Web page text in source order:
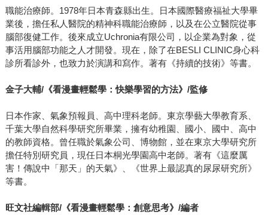
職能治療師。1978年日本青森縣出生。日本國際醫療福祉大學畢
業後，擔任私人醫院的精神科職能治療師，以及在公立醫院從事
腦部復健工作。後來成立Uchronia有限公司，以企業為對象，從
事活用腦部功能之人才開發。現在，除了在BESLI CLINIC身心科
診所看診外，也致力於演講和寫作。著有《持續的技術》等書。
金子大輔/《看漫畫輕鬆學：快樂學習的方法》/監修
日本作家、氣象預報員、高中理科老師。東京學藝大學教育系、
千葉大學自然科學研究所畢業，擁有幼稚園、國小、國中、高中
的教師資格。曾任職於氣象公司、博物館，並在東京大學研究所
擔任特別研究員，現任日本桐光學園高中老師。著有《這麼厲
害！傳說中「那天」的天氣》、《世界上最認真的尿尿研究所》
等書。
旺文社編輯部/《看漫畫輕鬆學：創意思考》/編者